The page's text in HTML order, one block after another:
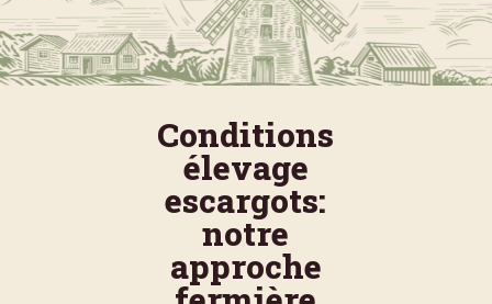
Conditions
élevage
escargots:
notre
approche